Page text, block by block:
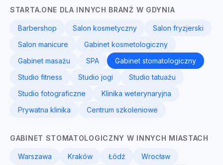
STARTA.ONE DLA INNYCH BRANŻ W GDYNIA
Barbershop Salon kosmetyczny
Salon fryzjerski
Salon manicure
Gabinet kosmetologiczny
Gabinet masażu
SPA
Gabinet stomatologiczny
Studio fitness
Studio jogi
Studio tatuażu
Studio fotograficzne
Klinika weterynaryjna
Prywatna klinika
Centrum szkoleniowe
GABINET STOMATOLOGICZNY W INNYCH MIASTACH
Warszawa Kraków Łódź Wrocław